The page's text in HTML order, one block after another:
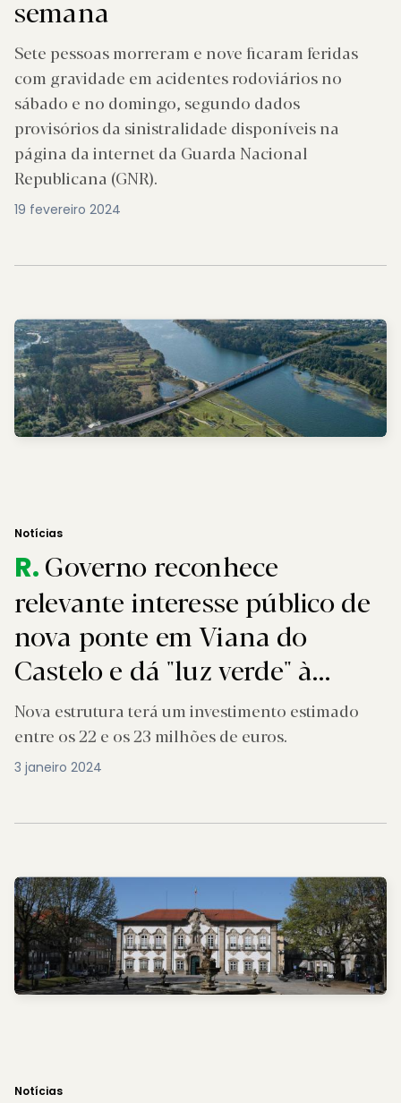
semana
Sete pessoas morreram e nove ficaram feridas
com gravidade em acidentes rodoviários no
sábado e no domingo, segundo dados
provisórios da sinistralidade disponíveis na
página da internet da Guarda Nacional
Republicana (GNR).
19 fevereiro 2024
Notícias
R.Governo reconhece
relevante interesse público de
nova ponte em Viana do
Castelo e dá "luz verde" à
construção
Nova estrutura terá um investimento estimado
entre os 22 e os 23 milhões de euros.
3 janeiro 2024
Notícias